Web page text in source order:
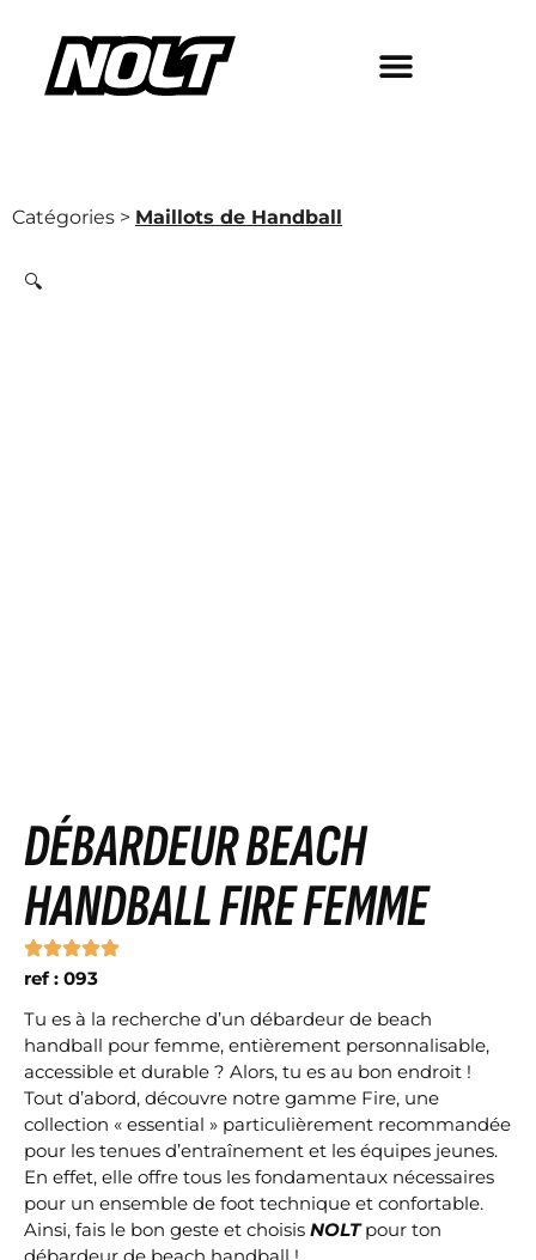
Catégories > Maillots de Handball
🔍
DÉBARDEUR BEACH
HANDBALL FIRE FEMME
ref : 093
Tu es à la recherche d’un débardeur de beach
handball pour femme, entièrement personnalisable,
accessible et durable ? Alors, tu es au bon endroit !
Tout d’abord, découvre notre gamme Fire, une
collection « essential » particulièrement recommandée
pour les tenues d’entraînement et les équipes jeunes.
En effet, elle offre tous les fondamentaux nécessaires
pour un ensemble de foot technique et confortable.
Ainsi, fais le bon geste et choisis NOLTpour ton